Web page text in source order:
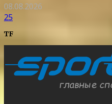
08.08.2026
25
TF